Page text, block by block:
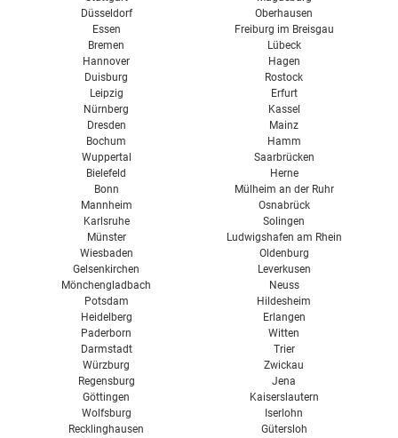
Düsseldorf
Essen
Bremen
Hannover
Duisburg
Leipzig
Nürnberg
Dresden
Bochum
Wuppertal
Bielefeld
Bonn
Mannheim
Karlsruhe
Münster
Wiesbaden
Gelsenkirchen
Mönchengladbach
Oberhausen
Freiburg im Breisgau
Lübeck
Hagen
Rostock
Erfurt
Kassel
Mainz
Hamm
Saarbrücken
Herne
Mülheim an der Ruhr
Osnabrück
Solingen
Ludwigshafen am Rhein
Oldenburg
Leverkusen
Neuss
Potsdam
Heidelberg
Paderborn
Darmstadt
Würzburg
Regensburg
Göttingen
Wolfsburg
Recklinghausen
Hildesheim
Erlangen
Witten
Trier
Zwickau
Jena
Kaiserslautern
Iserlohn
Gütersloh